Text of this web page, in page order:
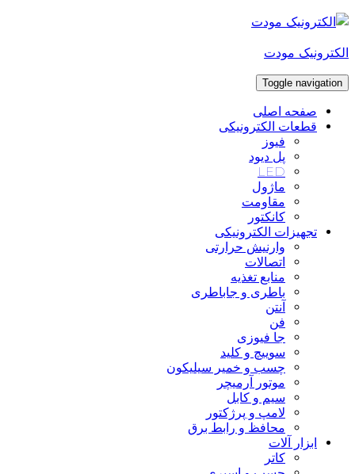
Skip
content
الکترونیک مودت
Toggle navigation
صفحه اصلی
قطعات الکترونیکی
فیوز
پل دیود
LED
ماژول
مقاومت
کانکتور
تجهیزات الکترونیکی
وارنیش حرارتی
اتصالات
منابع تغذیه
باطری و جاباطری
آنتن
فن
جا فیوزی
سوییچ و کلید
چسب و خمیر سیلیکون
موتور آرمیچر
سیم و کابل
لامپ و پرژکتور
محافظ و رابط برق
ابزار آلات
کاتر